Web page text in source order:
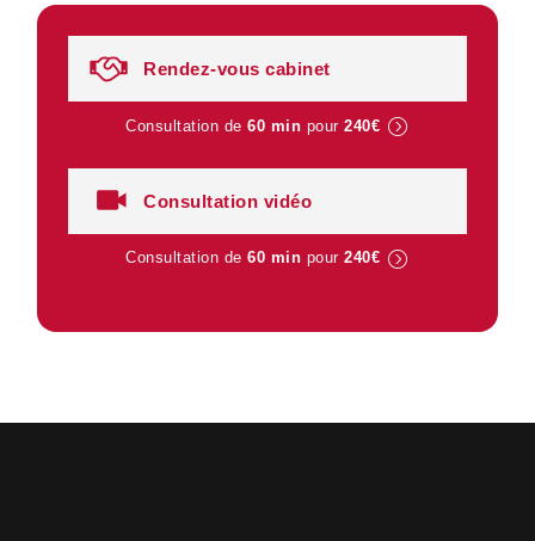
Rendez-vous cabinet
Consultation de60 min pour240€
Consultation vidéo
Consultation de60 min pour240€